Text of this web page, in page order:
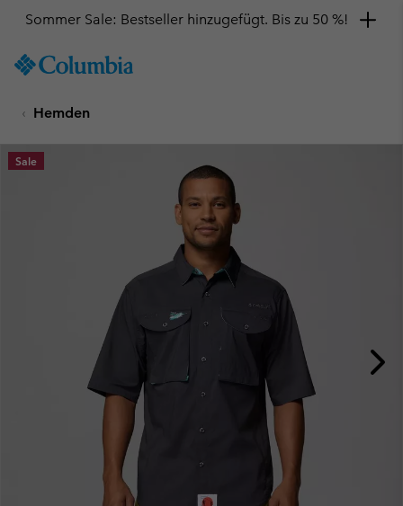
TO
SKIP
MAIN
NAV
Sommer Sale: Bestseller hinzugefügt. Bis zu 50 %!
Hemden
Sale